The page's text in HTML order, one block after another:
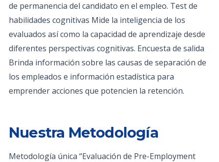
de permanencia del candidato en el empleo. Test de
habilidades cognitivas Mide la inteligencia de los
evaluados así como la capacidad de aprendizaje desde
diferentes perspectivas cognitivas. Encuesta de salida
Brinda información sobre las causas de separación de
los empleados e información estadística para
emprender acciones que potencien la retención.
Nuestra Metodología
Metodología única “Evaluación de Pre-Employment